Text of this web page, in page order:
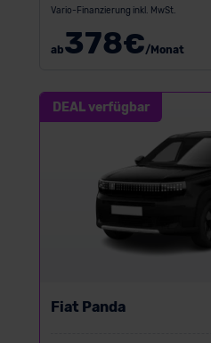
Vario-Finanzierung inkl. MwSt.
ab378€/Monat
DEAL verfügbar
Fiat Panda